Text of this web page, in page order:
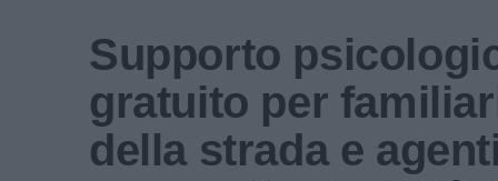
Supporto
gratuito per
della strada e